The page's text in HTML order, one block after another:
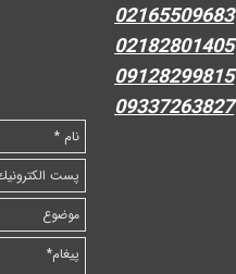
02165509683
02182801405
09128299815
09337263827